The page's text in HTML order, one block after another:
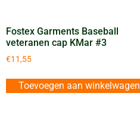
Fostex Garments Baseball
veteranen cap KMar #3
€11,55
Toevoegen aan winkelwagen